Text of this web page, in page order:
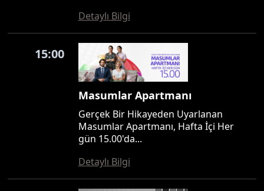
Detaylı Bilgi
15:00
Masumlar Apartmanı
Gerçek Bir Hikayeden Uyarlanan
Masumlar Apartmanı, Hafta İçi Her
gün 15.00'da...
Detaylı Bilgi